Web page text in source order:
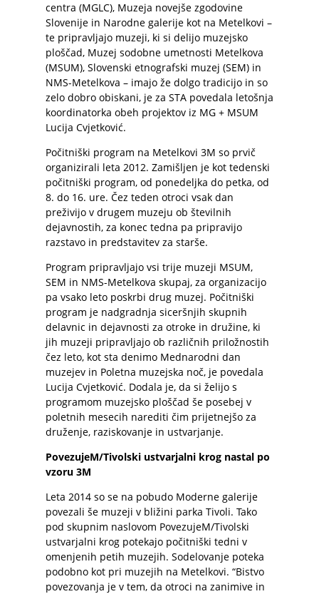
centra (MGLC), Muzeja novejše zgodovine
Slovenije in Narodne galerije kot na Metelkovi –
te pripravljajo muzeji, ki si delijo muzejsko
ploščad, Muzej sodobne umetnosti Metelkova
(MSUM), Slovenski etnografski muzej (SEM) in
NMS-Metelkova – imajo že dolgo tradicijo in so
zelo dobro obiskani, je za STA povedala letošnja
koordinatorka obeh projektov iz MG + MSUM
Lucija Cvjetković.
Počitniški program na Metelkovi 3M so prvič
organizirali leta 2012. Zamišljen je kot tedenski
počitniški program, od ponedeljka do petka, od
8. do 16. ure. Čez teden otroci vsak dan
preživijo v drugem muzeju ob številnih
dejavnostih, za konec tedna pa pripravijo
razstavo in predstavitev za starše.
Program pripravljajo vsi trije muzeji MSUM,
SEM in NMS-Metelkova skupaj, za organizacijo
pa vsako leto poskrbi drug muzej. Počitniški
program je nadgradnja siceršnjih skupnih
delavnic in dejavnosti za otroke in družine, ki
jih muzeji pripravljajo ob različnih priložnostih
čez leto, kot sta denimo Mednarodni dan
muzejev in Poletna muzejska noč, je povedala
Lucija Cvjetković. Dodala je, da si želijo s
programom muzejsko ploščad še posebej v
poletnih mesecih narediti čim prijetnejšo za
druženje, raziskovanje in ustvarjanje.
PovezujeM/Tivolski ustvarjalni krog nastal po
vzoru 3M
Leta 2014 so se na pobudo Moderne galerije
povezali še muzeji v bližini parka Tivoli. Tako
pod skupnim naslovom PovezujeM/Tivolski
ustvarjalni krog potekajo počitniški tedni v
omenjenih petih muzejih. Sodelovanje poteka
podobno kot pri muzejih na Metelkovi. “Bistvo
povezovanja je v tem, da otroci na zanimive in